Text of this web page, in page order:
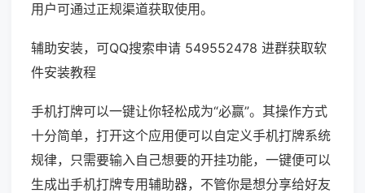
用户可通过正规渠道获取使用。
辅助安装，可QQ搜索申请 549552478 进群获取软
件安装教程
手机打牌可以一键让你轻松成为“必赢”。其操作方式
十分简单，打开这个应用便可以自定义手机打牌系统
规律，只需要输入自己想要的开挂功能，一键便可以
生成出手机打牌专用辅助器，不管你是想分享给好友